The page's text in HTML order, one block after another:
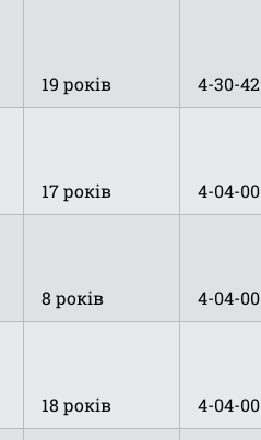
19 років 4-30-42
17 років 4-04-00
8 років 4-04-00
18 років 4-04-00